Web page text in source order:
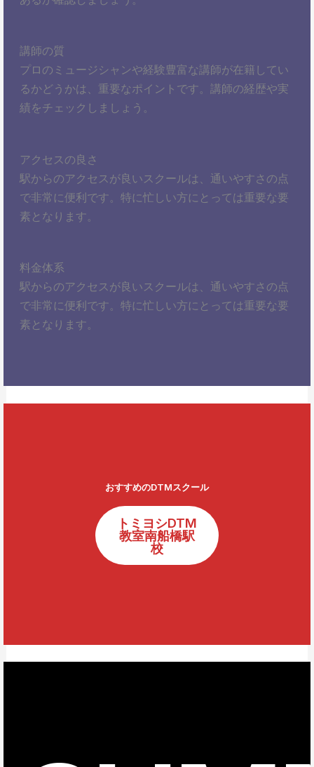
講師の質
プロのミュージシャンや経験豊富な講師が在籍してい
るかどうかは、重要なポイントです。講師の経歴や実
績をチェックしましょう。
アクセスの良さ
駅からのアクセスが良いスクールは、通いやすさの点
で非常に便利です。特に忙しい方にとっては重要な要
素となります。
料金体系
駅からのアクセスが良いスクールは、通いやすさの点
で非常に便利です。特に忙しい方にとっては重要な要
素となります。
おすすめのDTMスクール
トミヨシDTM
教室南船橋駅
校